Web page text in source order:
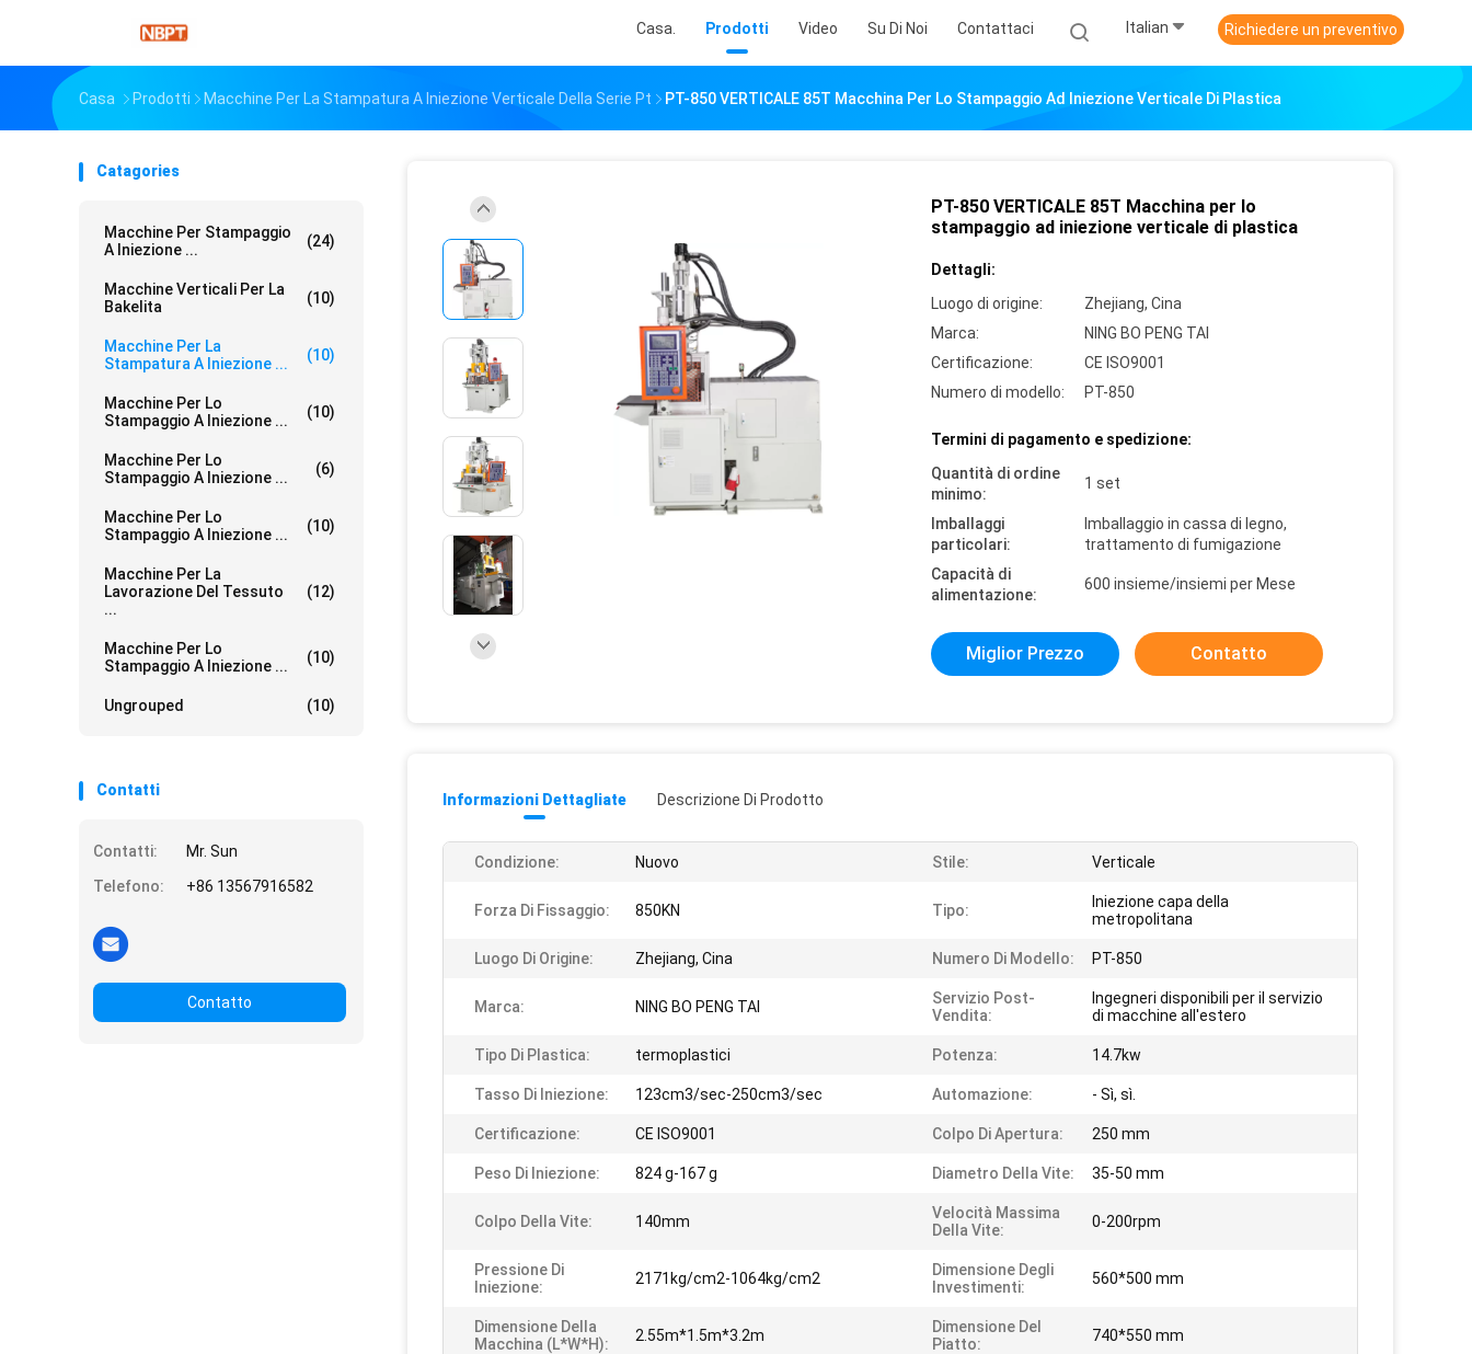
Casa. Prodotti Video Su Di Noi Contattaci Italian Richiedere un preventivo
Casa Prodotti Macchine Per La Stampatura A Iniezione Verticale Della Serie Pt PT-850 VERTICALE 85T Macchina Per Lo Stampaggio Ad Iniezione Verticale Di Plastica
Catagories
Macchine Per Stampaggio
A Iniezione ...
(24)
Macchine Verticali Per La
Bakelita
(10)
Macchine Per La
Stampatura A Iniezione ...
(10)
Macchine Per Lo
Stampaggio A Iniezione ...
(10)
Macchine Per Lo
Stampaggio A Iniezione ...
(6)
Macchine Per Lo
Stampaggio A Iniezione ...
(10)
Macchine Per La
Lavorazione Del Tessuto
...
(12)
Macchine Per Lo
Stampaggio A Iniezione ...
(10)
Ungrouped (10)
Contatti
Contatti:
Mr. Sun
Telefono:
+86 13567916582
Contatto
PT-850 VERTICALE 85T Macchina per lo
stampaggio ad iniezione verticale di plastica
Dettagli:
Luogo di origine:
Zhejiang, Cina
Marca:
NING BO PENG TAI
Certificazione:
CE ISO9001
Numero di modello:
PT-850
Termini di pagamento e spedizione:
Quantità di ordine
minimo:
1 set
Imballaggi
particolari:
Imballaggio in cassa di legno,
trattamento di fumigazione
Capacità di
alimentazione:
600 insieme/insiemi per Mese
Miglior Prezzo Contatto
Informazioni Dettagliate Descrizione Di Prodotto
Condizione: Nuovo Stile: Verticale
Forza Di Fissaggio: 850KN Tipo:
Iniezione capa della
metropolitana
Luogo Di Origine: Zhejiang, Cina Numero Di Modello: PT-850
Marca: NING BO PENG TAI
Servizio Post-
Vendita:
Ingegneri disponibili per il servizio
di macchine all'estero
Tipo Di Plastica: termoplastici Potenza: 14.7kw
Tasso Di Iniezione: 123cm3/sec-250cm3/sec Automazione: - Sì, sì.
Certificazione: CE ISO9001 Colpo Di Apertura: 250 mm
Peso Di Iniezione: 824 g-167 g Diametro Della Vite: 35-50 mm
Colpo Della Vite: 140mm
Velocità Massima
Della Vite:
0-200rpm
Pressione Di
Iniezione:
2171kg/cm2-1064kg/cm2
Dimensione Degli
Investimenti:
560*500 mm
Dimensione Della
Macchina (L*W*H):
2.55m*1.5m*3.2m
Dimensione Del
Piatto:
740*550 mm